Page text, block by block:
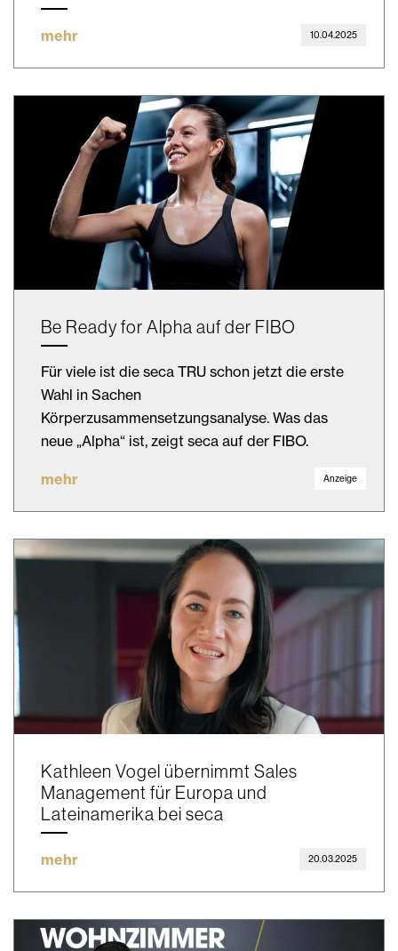
mehr 10.04.2025
Be Ready for Alpha auf der FIBO
Für viele ist die seca TRU schon jetzt die erste
Wahl in Sachen
Körperzusammensetzungsanalyse. Was das
neue „Alpha“ ist, zeigt seca auf der FIBO.
mehr Anzeige
Kathleen Vogel übernimmt Sales
Management für Europa und
Lateinamerika bei seca
mehr 20.03.2025